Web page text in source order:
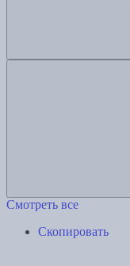
Смотреть все
Скопировать